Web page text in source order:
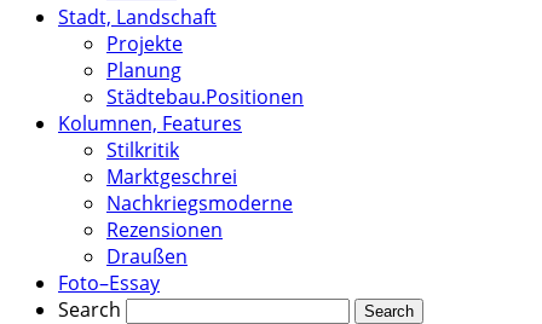
Stadt, Landschaft
Projekte
Planung
Städtebau.Positionen
Kolumnen, Features
Stilkritik
Marktgeschrei
Nachkriegsmoderne
Rezensionen
Draußen
Foto–Essay
Search